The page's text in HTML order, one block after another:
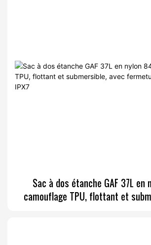
Sac à dos étanche GAF 37L en
camouflage TPU, flottant et